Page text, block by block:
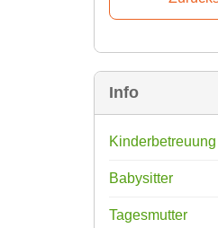
Info
Kinderbetreuung
Babysitter
Tagesmutter